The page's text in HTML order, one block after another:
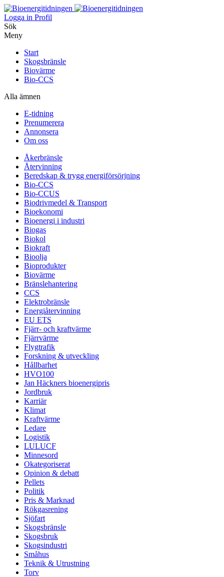
Logga in Profil
Sök
Meny
Start
Skogsbränsle
Biovärme
Bio-CCS
Alla ämnen
E-tidning
Prenumerera
Annonsera
Om oss
Åkerbränsle
Återvinning
Beredskap & trygg energiförsörjning
Bio-CCS
Bio-CCUS
Biodrivmedel & Transport
Bioekonomi
Bioenergi i industri
Biogas
Biokol
Biokraft
Bioolja
Bioprodukter
Biovärme
Bränslehantering
CCS
Elektrobränsle
Energiåtervinning
EU ETS
Fjärr- och kraftvärme
Fjärrvärme
Flygtrafik
Forskning & utveckling
Hållbarhet
HVO100
Jan Häckners bioenergipris
Jordbruk
Karriär
Klimat
Kraftvärme
Ledare
Logistik
LULUCF
Minnesord
Okategoriserat
Opinion & debatt
Pellets
Politik
Pris & Marknad
Rökgasrening
Sjöfart
Skogsbränsle
Skogsbruk
Skogsindustri
Småhus
Teknik & Utrustning
Torv